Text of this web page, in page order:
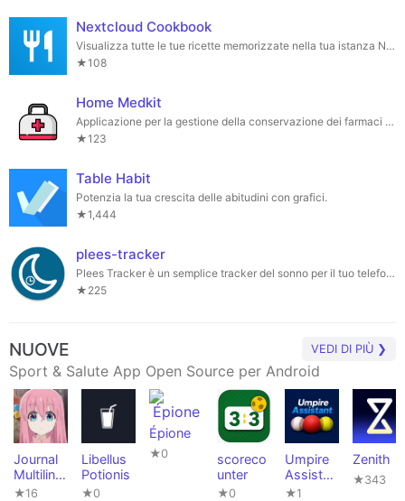
Nextcloud Cookbook
Visualizza tutte le tue ricette memorizzate nella tua istanza Nextcloud.
★108
Home Medkit
Applicazione per la gestione della conservazione dei farmaci e promemoria per l'assunzione.
★123
Table Habit
Potenzia la tua crescita delle abitudini con grafici.
★1,444
plees-tracker
Plees Tracker è un semplice tracker del sonno per il tuo telefono Android.
★225
NUOVE VEDI DI PIÙ ❯
Sport & Salute App Open Source per Android
Journal
Multiling
ual
★16
Libellus
Potionis
★0
Épione
★0
scoreco
unter
★0
Umpire
Assistan
t★1
Zenith
★343